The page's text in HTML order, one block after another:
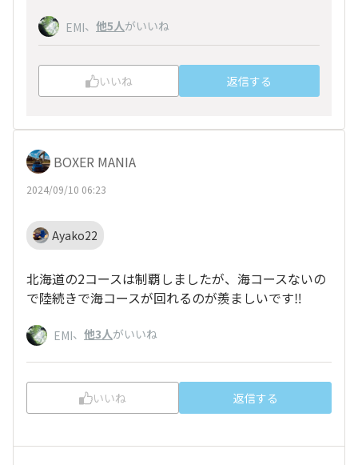
EMI、 他5人がいいね
いいね 返信する
BOXER MANIA
2024/09/10 06:23
Ayako22
北海道の2コースは制覇しましたが、海コースないの
で陸続きで海コースが回れるのが羨ましいです‼️
EMI、 他3人がいいね
いいね 返信する